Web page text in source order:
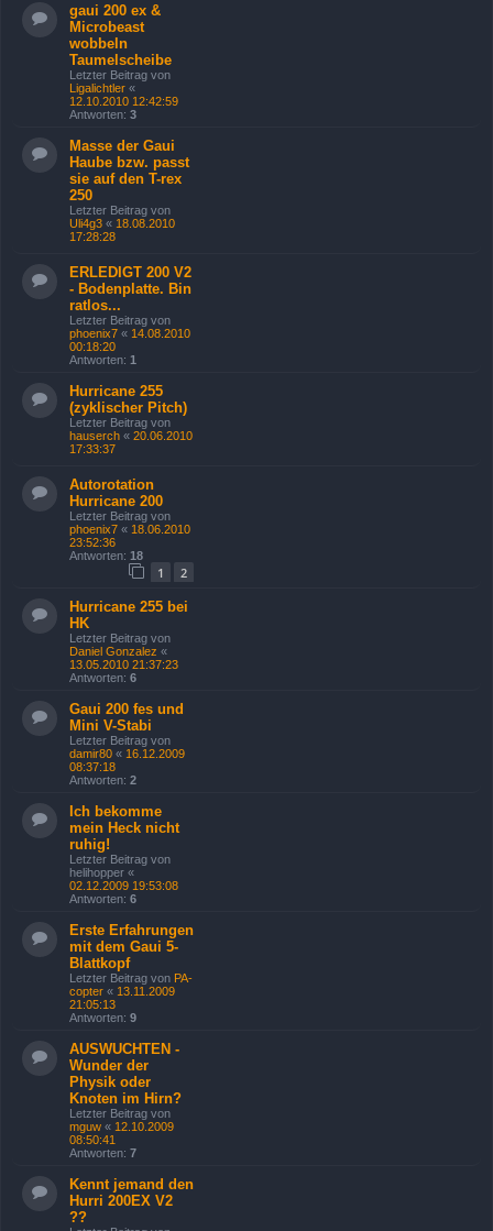
gaui 200 ex &
Microbeast
wobbeln
Taumelscheibe
Letzter Beitrag von
Ligalichtler «
12.10.2010 12:42:59
Antworten: 3
Masse der Gaui
Haube bzw. passt
sie auf den T-rex
250
Letzter Beitrag von
Uli4g3 « 18.08.2010
17:28:28
ERLEDIGT 200 V2
- Bodenplatte. Bin
ratlos...
Letzter Beitrag von
phoenix7 « 14.08.2010
00:18:20
Antworten: 1
Hurricane 255
(zyklischer Pitch)
Letzter Beitrag von
hauserch « 20.06.2010
17:33:37
Autorotation
Hurricane 200
Letzter Beitrag von
phoenix7 « 18.06.2010
23:52:36
Antworten: 18
1 2
Hurricane 255 bei
HK
Letzter Beitrag von
Daniel Gonzalez «
13.05.2010 21:37:23
Antworten: 6
Gaui 200 fes und
Mini V-Stabi
Letzter Beitrag von
damir80 « 16.12.2009
08:37:18
Antworten: 2
Ich bekomme
mein Heck nicht
ruhig!
Letzter Beitrag von
helihopper «
02.12.2009 19:53:08
Antworten: 6
Erste Erfahrungen
mit dem Gaui 5-
Blattkopf
Letzter Beitrag von PA-
copter « 13.11.2009
21:05:13
Antworten: 9
AUSWUCHTEN -
Wunder der
Physik oder
Knoten im Hirn?
Letzter Beitrag von
mguw « 12.10.2009
08:50:41
Antworten: 7
Kennt jemand den
Hurri 200EX V2
??